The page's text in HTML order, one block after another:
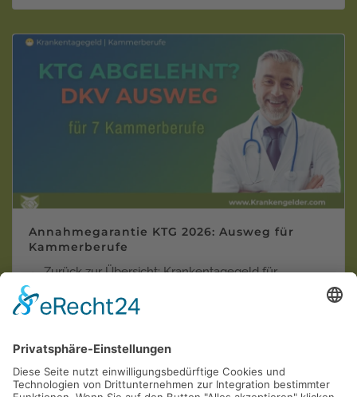
Annahmegarantie KTG 2026: Ausweg für
Kammerberufe
← Zurück zur Übersicht: Krankentagegeld für
Kammerberufe Krankentagegeld trotz Vor…